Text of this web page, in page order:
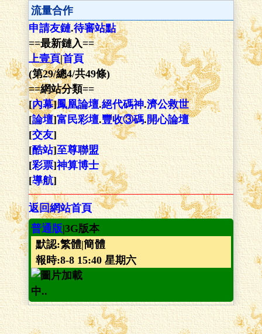
流量合作
申請友鏈.待審站點
==最新鏈入==
上壹頁|首頁
(第29/總4/共49條)
==網站分類==
[內幕]鳳凰論壇.絕代碼神.濟公救世
[論壇]富民彩壇.豐收③碼.開心論壇
[交友]
[酷站]至尊聯盟
[彩票]神算博士
[導航]
返回網站首頁
普通版|3G版本
默認:繁體|簡體
報時:8-8 15:40 星期六